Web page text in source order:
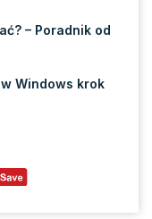
– Poradnik od
Windows krok